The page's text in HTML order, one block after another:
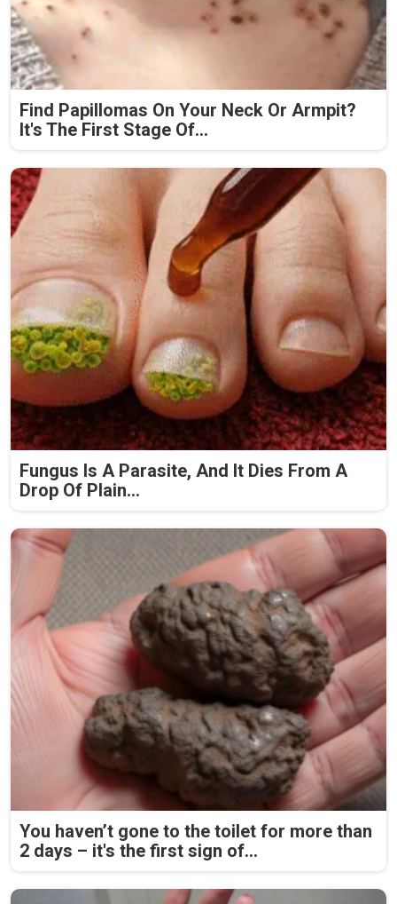
Find Papillomas On Your Neck Or Armpit?
It's The First Stage Of...
Fungus Is A Parasite, And It Dies From A
Drop Of Plain...
You haven’t gone to the toilet for more than
2 days – it's the first sign of...